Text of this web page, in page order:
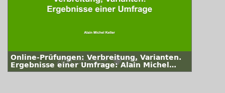
Online-Prüfungen: Verbreitung, Varianten.
Ergebnisse einer Umfrage: Alain Michel
Keller (Universität Wuppertal)